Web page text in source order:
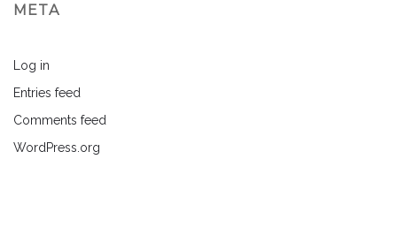
META
Log in
Entries feed
Comments feed
WordPress.org